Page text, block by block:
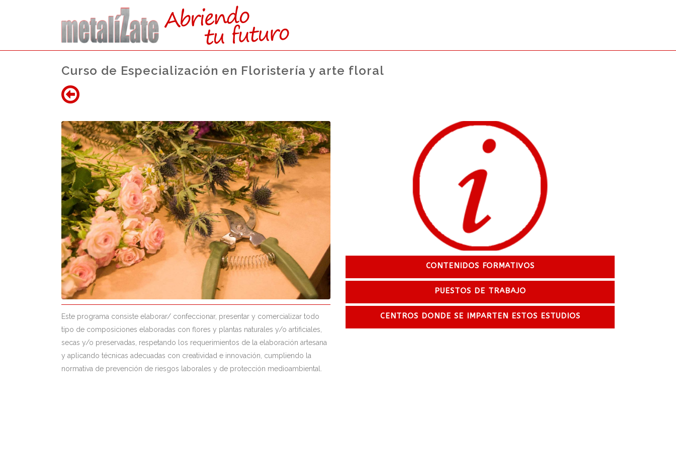
Curso de Especialización en Floristería y arte floral
Este programa consiste elaborar/ confeccionar, presentar y comercializar todo
tipo de composiciones elaboradas con flores y plantas naturales y/o artificiales,
secas y/o preservadas, respetando los requerimientos de la elaboración artesana
y aplicando técnicas adecuadas con creatividad e innovación, cumpliendo la
normativa de prevención de riesgos laborales y de protección medioambiental.
Duración: 600h.
Acceso desde los siguientes Ciclos
Formativos de Grado Medio:
T.M.
Técnico en Jardinería y floristería
CONTENIDOS FORMATIVOS
PUESTOS DE TRABAJO
CENTROS DONDE SE IMPARTEN ESTOS ESTUDIOS